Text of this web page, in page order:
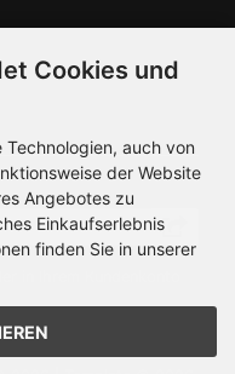
in Ihrem Kundenkonto
Cookies und
auch von
der Website
Angebotes zu
Einkaufserlebnis
finden Sie in unserer